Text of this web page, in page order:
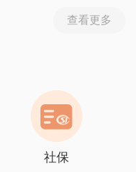
查看更多
社保